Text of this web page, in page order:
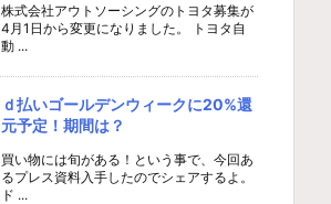
株式会社アウトソーシングのトヨタ募集が
4月1日から変更になりました。 トヨタ自
動 ...
ｄ払いゴールデンウィークに20%還
元予定！期間は？
買い物には旬がある！という事で、今回あ
るプレス資料入手したのでシェアするよ。
ド ...